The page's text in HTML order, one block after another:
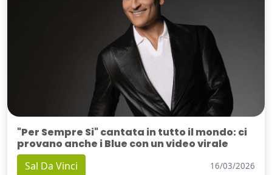
"Per Sempre Si" cantata in tutto il mondo: ci
provano anche i Blue con un video virale
Sal Da Vinci 16/03/2026